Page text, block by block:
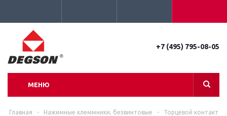
+7 (495) 795-08-05
МЕНЮ
Главная - Нажимные клеммники, безвинтовые -
Торцевой контакт